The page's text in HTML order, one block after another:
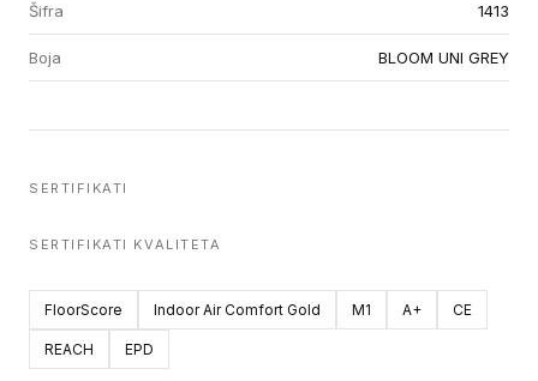
Šifra 1413
Boja BLOOM UNI GREY
SERTIFIKATI
SERTIFIKATI KVALITETA
FloorScore Indoor Air Comfort Gold M1 A+ CE
REACH EPD